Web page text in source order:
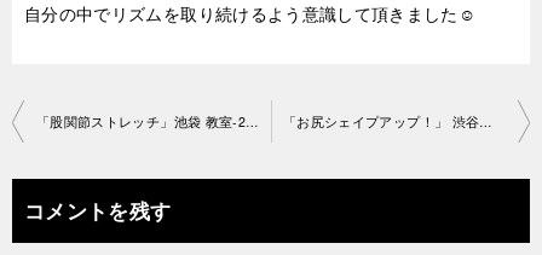
自分の中でリズムを取り続けるよう意識して頂きました☺️
投
ナ
ビ
「股関節ストレッチ」池袋 教室-2021-04-24-no0078-1467
コメントを残す